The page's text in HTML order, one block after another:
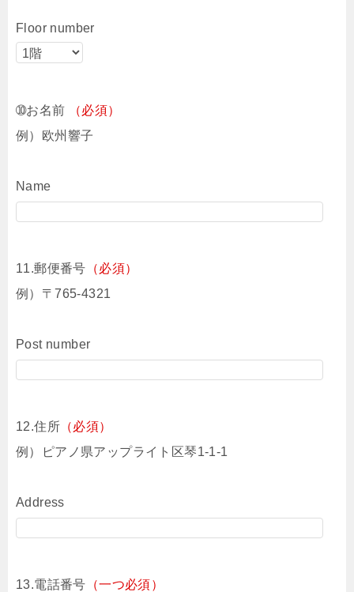
Floor number
➉お名前
（必須）
例）欧州響子
Name
11.郵便番号 （必須）
例）〒765-4321
Post number
12.住所 （必須）
例）ピアノ県アップライト区琴1-1-1
Address
13.電話番号 （一つ必須）